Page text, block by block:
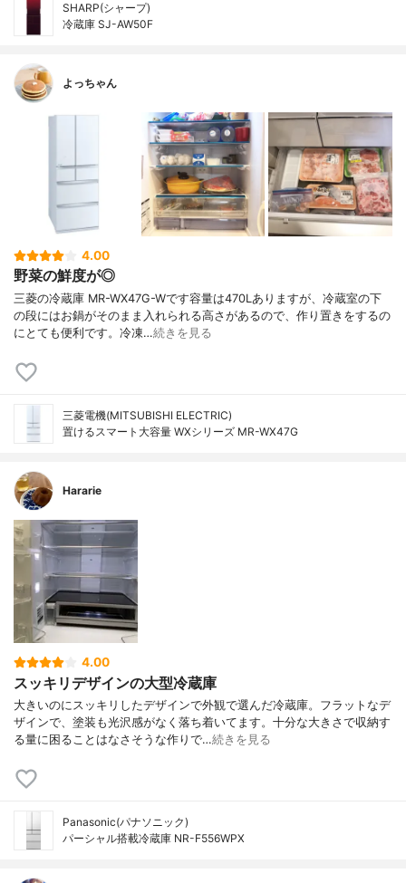
SHARP(シャープ)
冷蔵庫 SJ-AW50F
よっちゃん
4.00
野菜の鮮度が◎
三菱の冷蔵庫 MR-WX47G-Wです容量は470Lありますが、冷蔵室の下
の段にはお鍋がそのまま入れられる高さがあるので、作り置きをするの
にとても便利です。冷凍…続きを見る
三菱電機(MITSUBISHI ELECTRIC)
置けるスマート大容量 WXシリーズ MR-WX47G
Hararie
4.00
スッキリデザインの大型冷蔵庫
大きいのにスッキリしたデザインで外観で選んだ冷蔵庫。フラットなデ
ザインで、塗装も光沢感がなく落ち着いてます。十分な大きさで収納す
る量に困ることはなさそうな作りで…続きを見る
Panasonic(パナソニック)
パーシャル搭載冷蔵庫 NR-F556WPX